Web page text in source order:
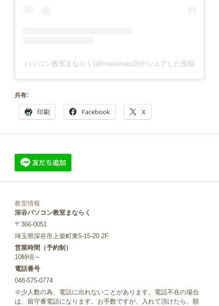
パソコン教室まならく(@manaraku3)がシェアした投稿
共有:
印刷 Facebook X
教室情報
深谷パソコン教室まならく
〒366-0051
埼玉県深谷市上柴町東5-15-20 2F
営業時間（予約制）
10時頃～
電話番号
048-575-0774
※少人数の為、電話に出れないことがあります。電話不在の場合
は、留守番電話になります。お手数ですが、入れて頂けたら、順